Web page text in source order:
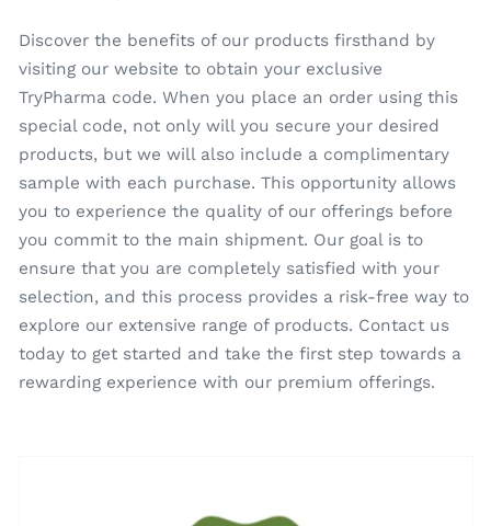
Discover the benefits of our products firsthand by
visiting our website to obtain your exclusive
TryPharma code. When you place an order using this
special code, not only will you secure your desired
products, but we will also include a complimentary
sample with each purchase. This opportunity allows
you to experience the quality of our offerings before
you commit to the main shipment. Our goal is to
ensure that you are completely satisfied with your
selection, and this process provides a risk-free way to
explore our extensive range of products. Contact us
today to get started and take the first step towards a
rewarding experience with our premium offerings.